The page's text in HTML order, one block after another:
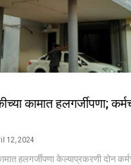
कामात हलगर्जीपणा;
12, 2024
हलगर्जीपणा केल्याप्रकरणी दोन